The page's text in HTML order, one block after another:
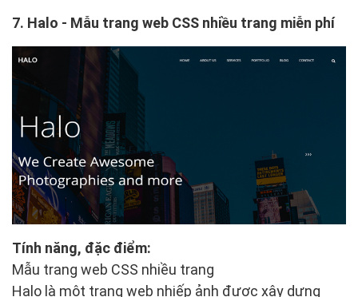
7. Halo - Mẫu trang web CSS nhiều trang miễn phí
Tính năng, đặc điểm:
Mẫu trang web CSS nhiều trang
Halo là một trang web nhiếp ảnh được xây dựng